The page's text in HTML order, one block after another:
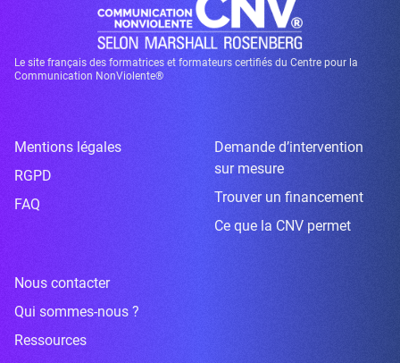
Le site français des formatrices et formateurs certifiés du Centre pour la
Communication NonViolente®
Mentions légales
RGPD
FAQ
Demande d’intervention
sur mesure
Trouver un financement
Ce que la CNV permet
Nous contacter
Qui sommes-nous ?
Ressources